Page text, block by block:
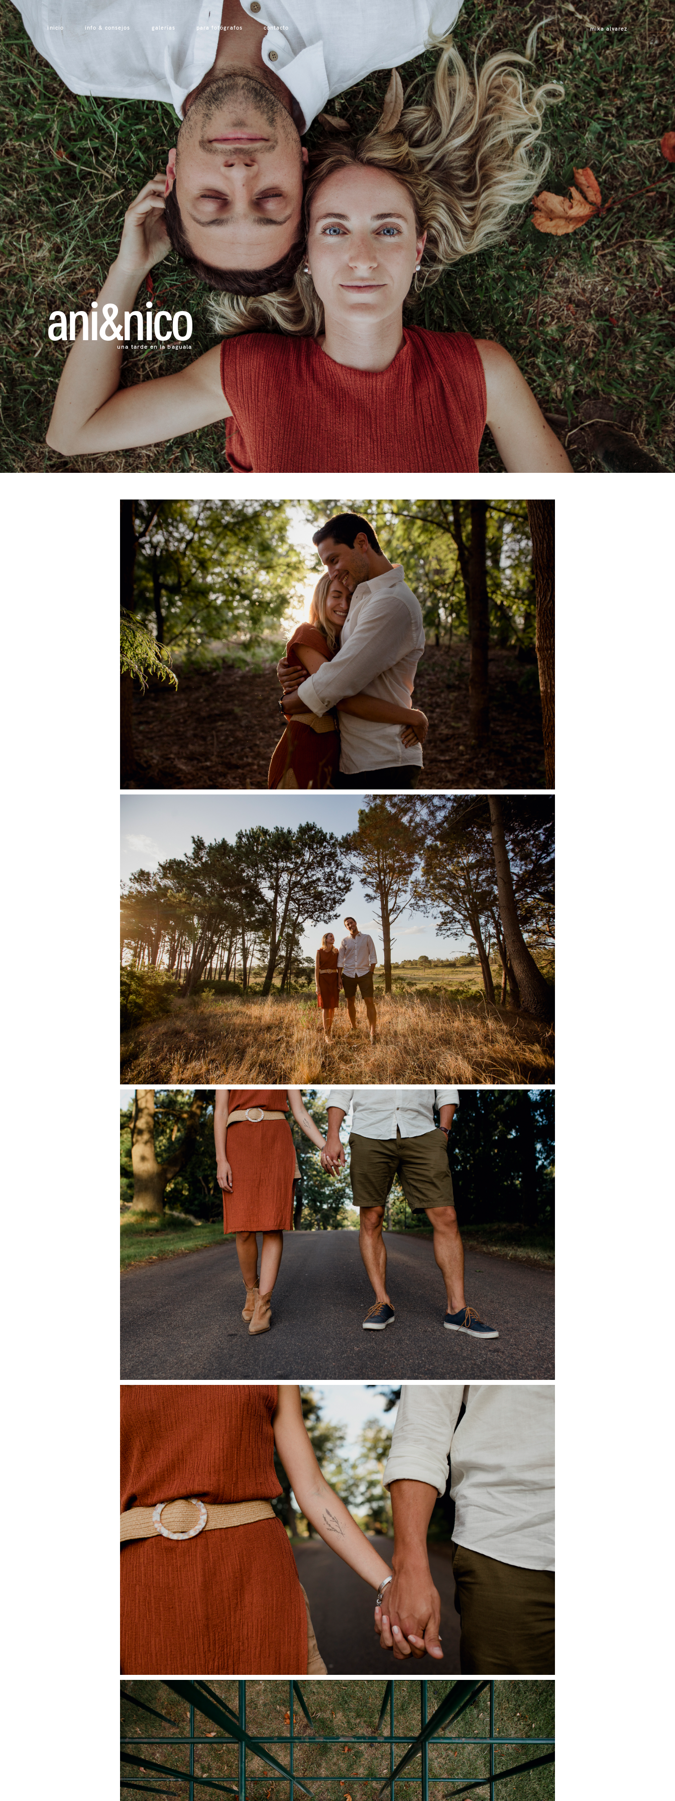
mika alvarez
inicio info & consejos galerías para fotógrafos contacto
ani&nico
una tarde en la baguala